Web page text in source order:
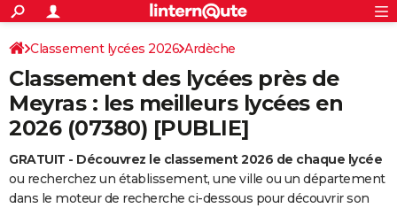
ACTUALITÉS
Politique
Société
Faits Divers
Education
Monde
Villes
+
SPORT
Coupe du monde 2026
Football
Tennis
Cyclisme
Rugby
Forum
Programme TV
TNT
Streaming
Cinéma
Sorties cinéma
Musique
+
FINANCE
Retraite
Impôts
Epargne
Immobilier
Risques naturels par ville
Banque
Assurance
Crédit
AUTO
Essais
Réserver un essai
Citadines
Berlines
SUV
Forum auto
+
HIGH-TECH
S'inscrire
Connexion
Classement lycées 2026 Ardèche
Classement des lycées près de
Meyras : les meilleurs lycées en
2026 (07380) [PUBLIE]
GRATUIT - Découvrez le classement 2026 de chaque lycée
ou recherchez un établissement, une ville ou un département
dans le moteur de recherche ci-dessous pour découvrir son